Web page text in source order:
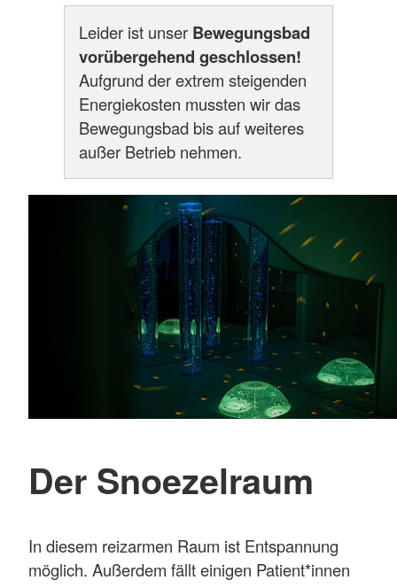
Leider ist unser Bewegungsbad
vorübergehend geschlossen!
Aufgrund der extrem steigenden
Energiekosten mussten wir das
Bewegungsbad bis auf weiteres
außer Betrieb nehmen.
Der Snoezelraum
In diesem reizarmen Raum ist Entspannung
möglich. Außerdem fällt einigen Patient*innen